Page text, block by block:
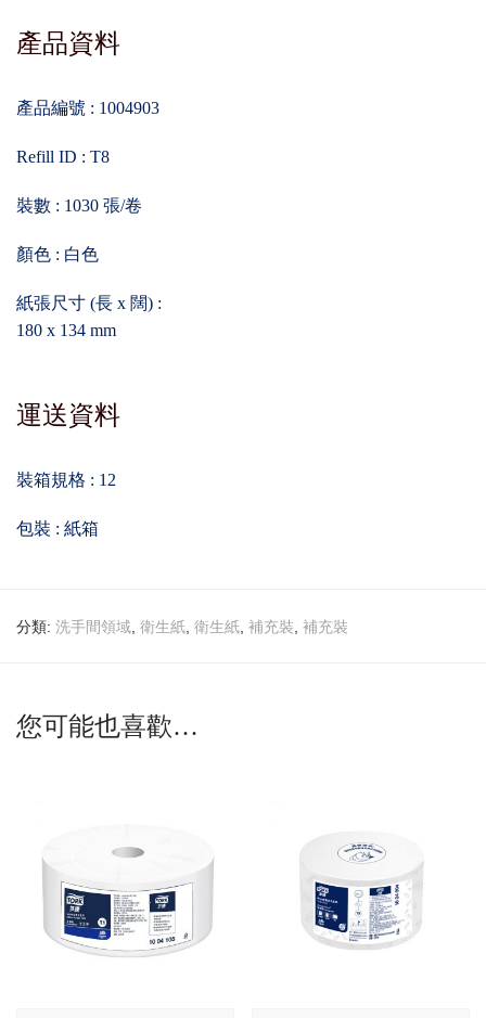
產品資料
產品編號 : 1004903
Refill ID : T8
裝數 : 1030 張/卷
顏色 : 白色
紙張尺寸 (長 x 闊) :
180 x 134 mm
運送資料
裝箱規格 : 12
包裝 : 紙箱
分類: 洗手間領域 衛生紙 衛生紙 補充裝 補充裝
您可能也喜歡…